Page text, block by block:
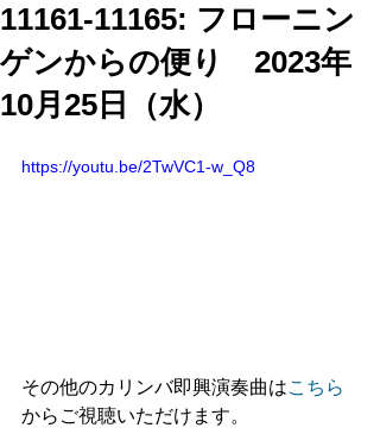
11161-11165: フローニン
ゲンからの便り 2023年
10月25日（水）
https://youtu.be/2TwVC1-w_Q8
その他のカリンバ即興演奏曲はこちら
からご視聴いただけます。